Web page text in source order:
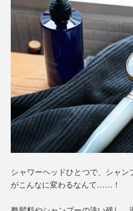
シャワーヘッドひとつで、シャ
がこんなに変わるなんて……！